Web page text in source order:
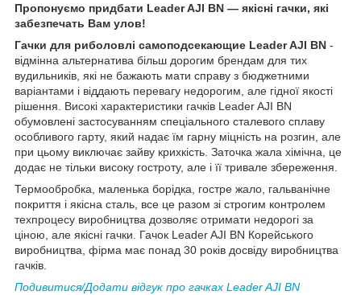
Пропонуємо придбати Leader AJI BN ― якісні гачки, які
забезпечать Вам улов!
Гачки для риболовлі самоподсекающие Leader AJI BN -
відмінна альтернатива більш дорогим брендам для тих
вудильників, які не бажають мати справу з бюджетними
варіантами і віддають перевагу недорогим, але гідної якості
рішення. Високі характеристики гачків Leader AJI BN
обумовлені застосуванням спеціального сталевого сплаву
особливого гарту, який надає їм гарну міцність на розгин, але
при цьому виключає зайву крихкість. Заточка жала хімічна, це
додає не тільки високу гостроту, але і її тривале збереження.
Термообробка, маленька борідка, гостре жало, гальванічне
покриття і якісна сталь, все це разом зі строгим контролем
техпроцесу виробництва дозволяє отримати недорогі за
ціною, але якісні гачки. Гачок Leader AJI BN Корейського
виробництва, фірма має понад 30 років досвіду виробництва
гачків.
Подивитися/Додати відгук про гачках LeaderAJI BN